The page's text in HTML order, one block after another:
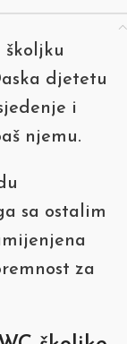
školjku
djetetu
i
njemu.
sa ostalim
za